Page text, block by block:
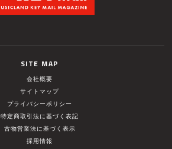
SITE MAP
会社概要
サイトマップ
プライバシーポリシー
特定商取引法に基づく表記
古物営業法に基づく表示
採用情報